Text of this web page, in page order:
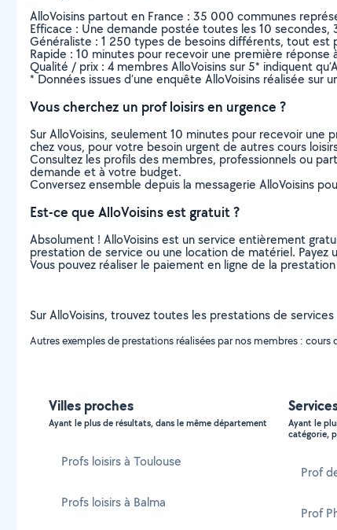
AlloVoisins partout en France : 35 000 communes
Efficace : Une demande postée toutes les 10
Généraliste : 1 250 types de besoins différents, tout est
Rapide : 10 minutes pour recevoir une première réponse
Qualité / prix : 4 membres AlloVoisins sur 5* indiquent
* Données issues d’une enquête AlloVoisins réalisée
Vous cherchez un prof loisirs en urgence ?
Sur AlloVoisins, seulement 10 minutes pour recevoir
chez vous, pour votre besoin urgent de autres cours
Consultez les profils des membres, professionnels ou
demande et à votre budget.
Conversez ensemble depuis la messagerie AlloVoisins
Est-ce que AlloVoisins est gratuit ?
Absolument ! AlloVoisins est un service entièrement
prestation de service ou une location de matériel. Payez
Vous pouvez réaliser le paiement en ligne de la
Sur AlloVoisins, trouvez toutes les prestations de
Autres exemples de prestations réalisées par nos membres : cours
Villes proches
Ayant le plus de résultats, dans le même département
Profs loisirs à Toulouse
Profs loisirs à Balma
Ayant le
catégorie,
Prof
Prof